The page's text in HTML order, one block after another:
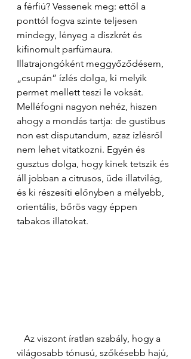
a férfiú? Vessenek meg: ettől a
ponttól fogva szinte teljesen
mindegy, lényeg a diszkrét és
kifinomult parfümaura.
Illatrajongóként meggyőződésem,
„csupán” ízlés dolga, ki melyik
permet mellett teszi le voksát.
Melléfogni nagyon nehéz, hiszen
ahogy a mondás tartja: de gustibus
non est disputandum, azaz ízlésről
nem lehet vitatkozni. Egyén és
gusztus dolga, hogy kinek tetszik és
áll jobban a citrusos, üde illatvilág,
és ki részesíti előnyben a mélyebb,
orientális, bőrös vagy éppen
tabakos illatokat.
világosabb tónusú, szőkésebb hajú,